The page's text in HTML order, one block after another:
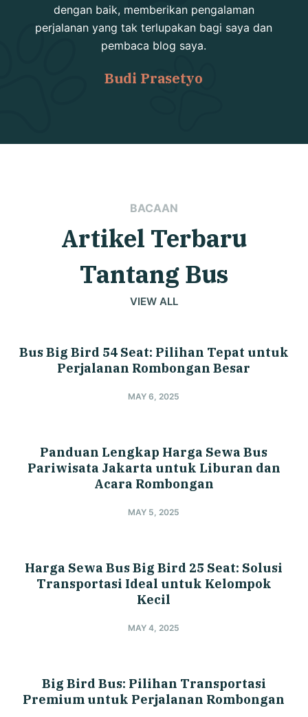
dengan baik, memberikan pengalaman
perjalanan yang tak terlupakan bagi saya dan
pembaca blog saya.
Budi Prasetyo
BACAAN
Artikel Terbaru
Tantang Bus
VIEW ALL
Bus Big Bird 54 Seat: Pilihan Tepat untuk
Perjalanan Rombongan Besar
MAY 6, 2025
Panduan Lengkap Harga Sewa Bus
Pariwisata Jakarta untuk Liburan dan
Acara Rombongan
MAY 5, 2025
Harga Sewa Bus Big Bird 25 Seat: Solusi
Transportasi Ideal untuk Kelompok
Kecil
MAY 4, 2025
Big Bird Bus: Pilihan Transportasi
Premium untuk Perjalanan Rombongan